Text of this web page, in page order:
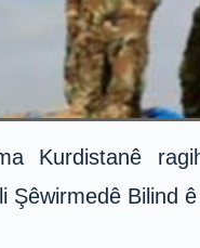
Kurdistanê
Şêwirmedê Bilind